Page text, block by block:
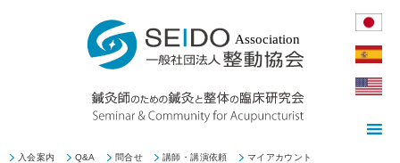
入会案内 Q&A 問合せ 講師・講演依頼 マイアカウント